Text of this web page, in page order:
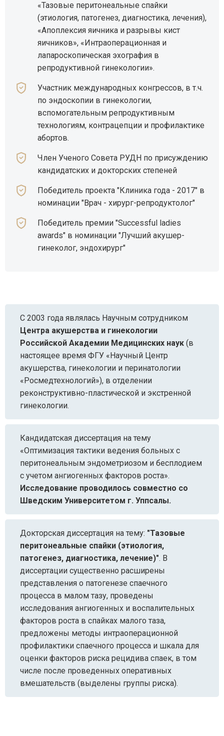
«Тазовые перитонеальные спайки
(этиология, патогенез, диагностика, лечения),
«Апоплексия яичника и разрывы кист
яичников», «Интраоперационная и
лапароскопическая эхография в
репродуктивной гинекологии».
Участник международных конгрессов, в т.ч.
по эндоскопии в гинекологии,
вспомогательным репродуктивным
технологиям, контрацепции и профилактике
абортов.
Член Ученого Совета РУДН по присуждению
кандидатских и докторских степеней
Победитель проекта "Клиника года - 2017" в
номинации "Врач - хирург-репродуктолог"
Победитель премии "Successful ladies
awards" в номинации "Лучший акушер-
гинеколог, эндохирург"
С 2003 года являлась Научным сотрудником
Центра акушерства и гинекологии
Российской Академии Медицинских наук (в
настоящее время ФГУ «Научный Центр
акушерства, гинекологии и перинатологии
«Росмедтехнологий»), в отделении
реконструктивно-пластической и экстренной
гинекологии.
Кандидатская диссертация на тему
«Оптимизация тактики ведения больных с
перитонеальным эндометриозом и бесплодием
с учетом ангиогенных факторов роста».
Исследование проводилось совместно со
Шведским Университетом г. Уппсалы.
Докторская диссертация на тему: "Тазовые
перитонеальные спайки (этиология,
патогенез, диагностика, лечение)". В
диссертации существенно расширены
представления о патогенезе спаечного
процесса в малом тазу, проведены
исследования ангиогенных и воспалительных
факторов роста в спайках малого таза,
предложены методы интраоперационной
профилактики спаечного процесса и шкала для
оценки факторов риска рецидива спаек, в том
числе после проведенных оперативных
вмешательств (выделены группы риска).